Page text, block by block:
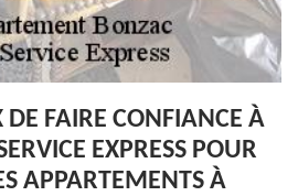
DE FAIRE CONFIANCE À
EXPRESS POUR
APPARTEMENTS À